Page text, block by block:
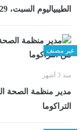
الطيبياليوم السبت، 29 نوفمبر 2025 11:50 صـ
غير مصنف
منذ 3 أشهر
مدير منظمة الصحة
التراكوما